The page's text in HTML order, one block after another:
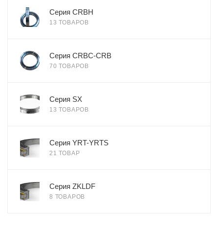
Серия CRBH
13 ТОВАРОВ
Серия CRBC-CRB
70 ТОВАРОВ
Серия SX
13 ТОВАРОВ
Серия YRT-YRTS
21 ТОВАР
Серия ZKLDF
8 ТОВАРОВ